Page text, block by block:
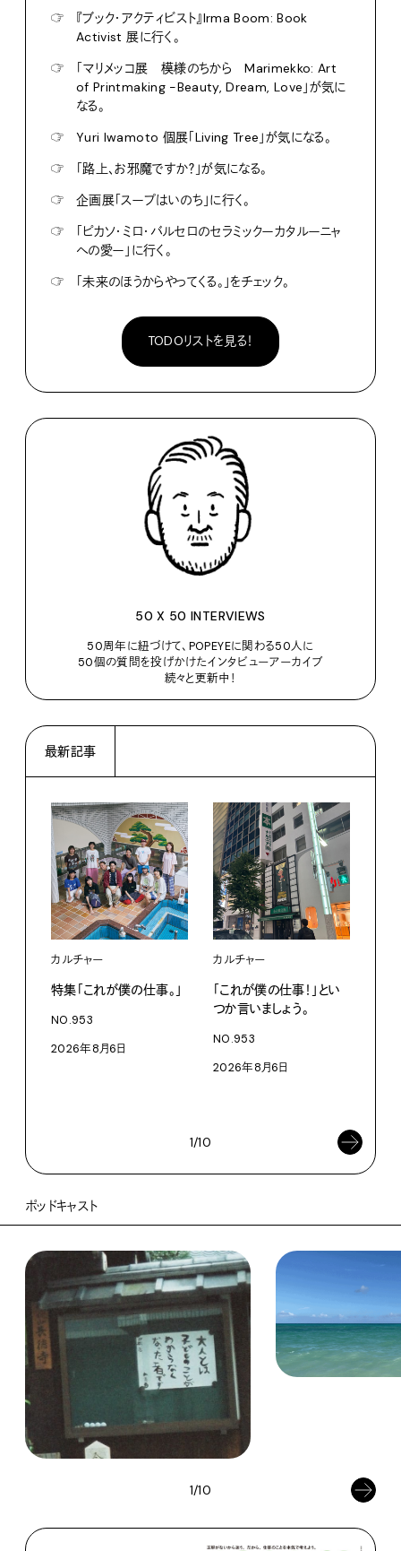
☞
『ブック・アクティビスト』Irma Boom: Book
Activist 展に行く。
☞
「マリメッコ展 模様のちから Marimekko: Art
of Printmaking -Beauty, Dream, Love」が気に
なる。
☞
Yuri Iwamoto 個展「Living Tree」が気になる。
☞
「路上、お邪魔ですか？」が気になる。
☞
企画展「スープはいのち」に行く。
☞
「ピカソ・ミロ・バルセロのセラミックーカタルーニャ
への愛ー」に行く。
☞
「未来のほうからやってくる。」をチェック。
TODOリストを見る！
50 X 50 INTERVIEWS
50周年に紐づけて、POPEYEに関わる50人に
50個の質問を投げかけたインタビューアーカイブ
続々と更新中！
最新記事
カルチャー
特集「これが僕の仕事。」
NO.953
2026年8月6日
カルチャー
「これが僕の仕事！」とい
つか言いましょう。
NO.953
2026年8月6日
1/10
ポッドキャスト
1/10